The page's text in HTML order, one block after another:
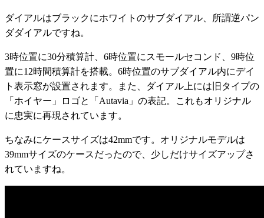
ダイアルはブラックにホワイトのサブダイアル、所謂逆パン
ダダイアルですね。
3時位置に30分積算計、6時位置にスモールセコンド、9時位
置に12時間積算計を搭載。6時位置のサブダイアル内にデイ
ト表示窓が設置されます。また、ダイアル上には旧タイプの
「ホイヤー」ロゴと「Autavia」の表記。これもオリジナル
に忠実に再現されています。
ちなみにケースサイズは42mmです。オリジナルモデルは
39mmサイズのケースだったので、少しだけサイズアップさ
れていますね。